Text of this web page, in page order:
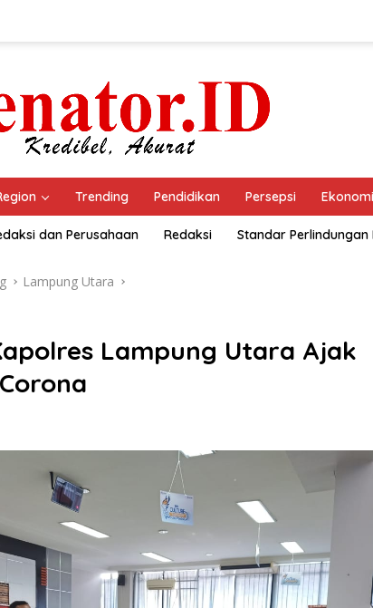
Trending Pendidikan Persepsi Ekonomi
dan Perusahaan Redaksi Standar Perlindungan
Lampung Utara
Lampung Utara Ajak